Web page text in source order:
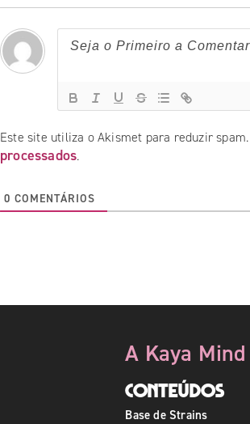
Este site utiliza o Akismet para reduzir spam.
processados.
0 COMENTÁRIOS
A Kaya Mind
Conteúdos
Base de Strains